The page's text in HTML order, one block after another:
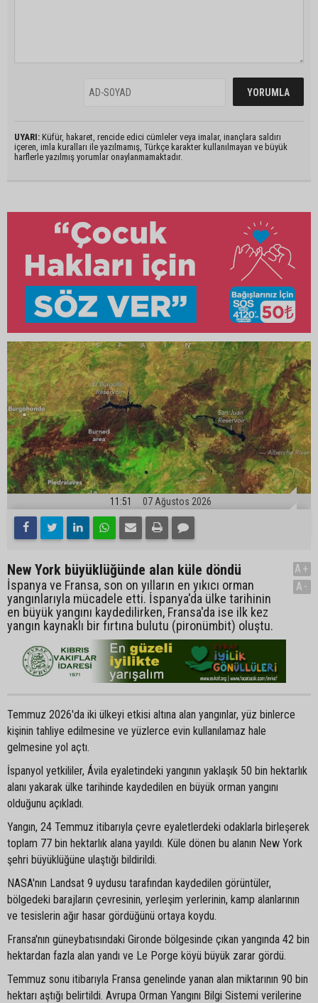
UYARI: Küfür, hakaret, rencide edici cümleler veya imalar, inançlara saldırı
içeren, imla kuralları ile yazılmamış, Türkçe karakter kullanılmayan ve büyük
harflerle yazılmış yorumlar onaylanmamaktadır.
11:51 07 Ağustos 2026
New York büyüklüğünde alan küle döndü
İspanya ve Fransa, son on yılların en yıkıcı orman
yangınlarıyla mücadele etti. İspanya'da ülke tarihinin
en büyük yangını kaydedilirken, Fransa'da ise ilk kez
yangın kaynaklı bir fırtına bulutu (pironümbit) oluştu.
A+
A-
Temmuz 2026'da iki ülkeyi etkisi altına alan yangınlar, yüz binlerce
kişinin tahliye edilmesine ve yüzlerce evin kullanılamaz hale
gelmesine yol açtı.
İspanyol yetkililer, Ávila eyaletindeki yangının yaklaşık 50 bin hektarlık
alanı yakarak ülke tarihinde kaydedilen en büyük orman yangını
olduğunu açıkladı.
Yangın, 24 Temmuz itibarıyla çevre eyaletlerdeki odaklarla birleşerek
toplam 77 bin hektarlık alana yayıldı. Küle dönen bu alanın New York
şehri büyüklüğüne ulaştığı bildirildi.
NASA'nın Landsat 9 uydusu tarafından kaydedilen görüntüler,
bölgedeki barajların çevresinin, yerleşim yerlerinin, kamp alanlarının
ve tesislerin ağır hasar gördüğünü ortaya koydu.
Fransa'nın güneybatısındaki Gironde bölgesinde çıkan yangında 42 bin
hektardan fazla alan yandı ve Le Porge köyü büyük zarar gördü.
Temmuz sonu itibarıyla Fransa genelinde yanan alan miktarının 90 bin
hektarı aştığı belirtildi. Avrupa Orman Yangını Bilgi Sistemi verilerine